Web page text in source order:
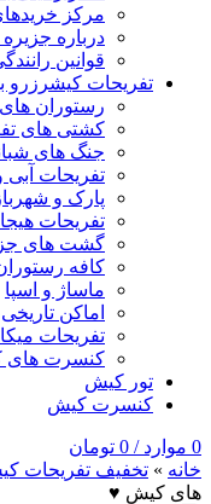
مرکز
درباره
قوانین
تفریحات کیشرزرو
رستوران
کشتی های
جنگ های
تفریحات آبی
پارک و
تفریحات
گشت های
کافه
ماساژ و اسپا
اماکن تاریخی
تفریحات
کنسرت های
تور کیش
کنسرت کیش
0 موارد /
0 تومان
خانه » تخفيف تفريحات
های کیش ♥